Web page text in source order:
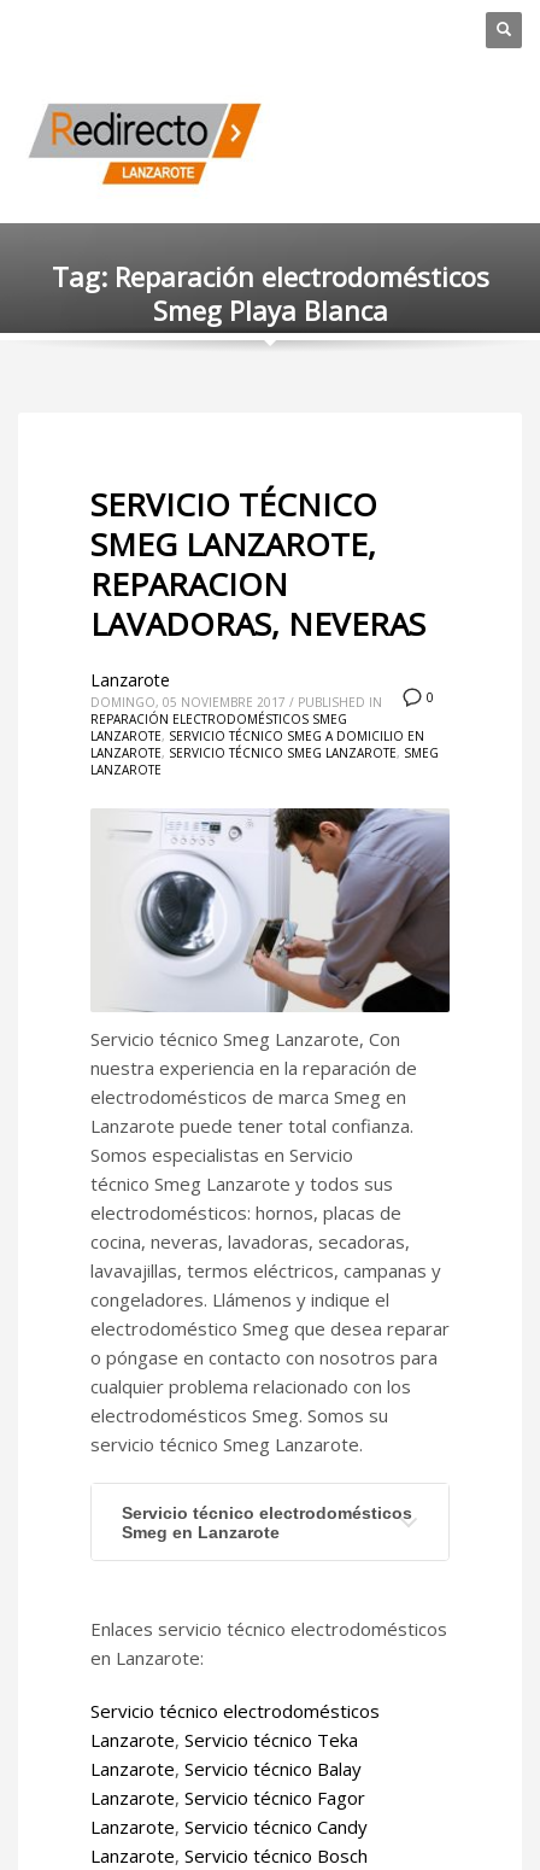
Tag: Reparación electrodomésticos
Smeg Playa Blanca
SERVICIO TÉCNICO
SMEG LANZAROTE,
REPARACION
LAVADORAS, NEVERAS
0
Lanzarote
DOMINGO, 05 NOVIEMBRE 2017 / PUBLISHED IN
REPARACIÓN ELECTRODOMÉSTICOS SMEG
LANZAROTE, SERVICIO TÉCNICO SMEG A DOMICILIO EN
LANZAROTE, SERVICIO TÉCNICO SMEG LANZAROTE, SMEG
LANZAROTE
Servicio técnico Smeg Lanzarote, Con
nuestra experiencia en la reparación de
electrodomésticos de marca Smeg en
Lanzarote puede tener total confianza.
Somos especialistas en Servicio
técnico Smeg Lanzarote y todos sus
electrodomésticos: hornos, placas de
cocina, neveras, lavadoras, secadoras,
lavavajillas, termos eléctricos, campanas y
congeladores. Llámenos y indique el
electrodoméstico Smeg que desea reparar
o póngase en contacto con nosotros para
cualquier problema relacionado con los
electrodomésticos Smeg. Somos su
servicio técnico Smeg Lanzarote.
Servicio técnico electrodomésticos
Smeg en Lanzarote
Enlaces servicio técnico electrodomésticos
en Lanzarote:
Servicio técnico electrodomésticos
Lanzarote, Servicio técnico Teka
Lanzarote, Servicio técnico Balay
Lanzarote, Servicio técnico Fagor
Lanzarote, Servicio técnico Candy
Lanzarote, Servicio técnico Bosch